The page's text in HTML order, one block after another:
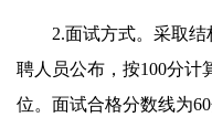
2.面试方式。采取结
聘人员公布，按100分计
位。面试合格分数线为